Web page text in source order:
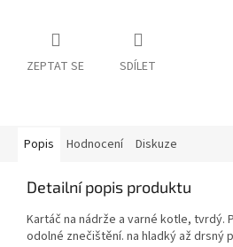
ZEPTAT SE SDÍLET
Popis Hodnocení Diskuze
Detailní popis produktu
Kartáč na nádrže a varné kotle, tvrdý.
odolné znečištění. na hladký až drsný